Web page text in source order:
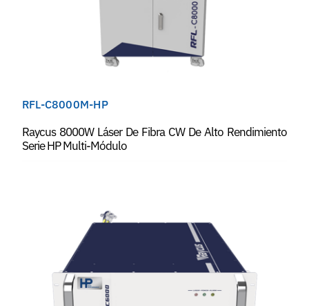
RFL-C8000M-HP
Raycus 8000W Láser De Fibra CW De Alto Rendimiento
Serie HP Multi-Módulo